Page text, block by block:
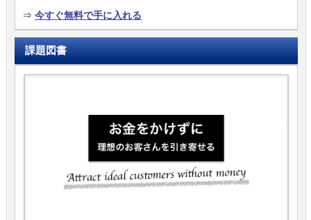
⇒ 今すぐ無料で手に入れる
課題図書